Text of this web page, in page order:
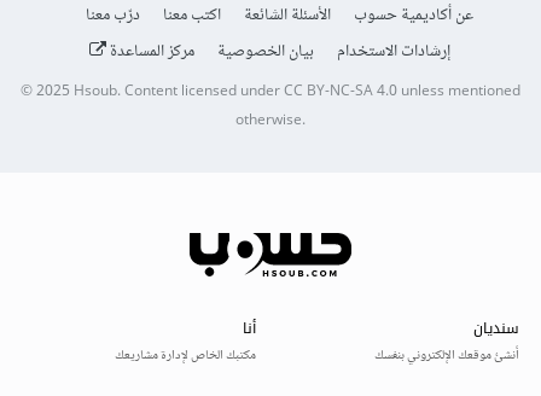
عن أكاديمية حسوب الأسئلة الشائعة اكتب معنا
درّب معنا
إرشادات الاستخدام
بيان الخصوصية مركز المساعدة
© 2025 Hsoub.Content licensed underCC BY-NC-SA 4.0unless mentioned
otherwise.